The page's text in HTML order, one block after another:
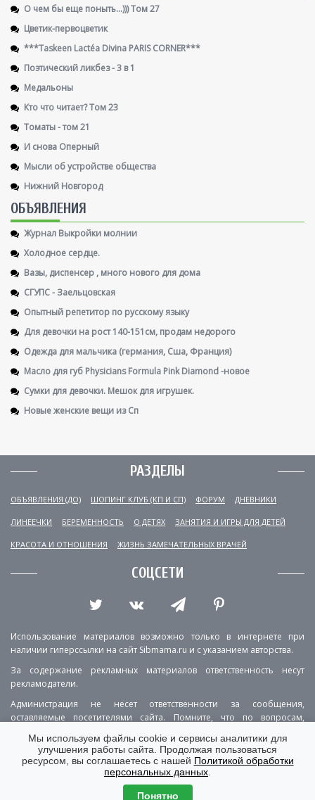
О чем бы еще поныть...))) Том 27
Цветик-первоцветик
***Taskeen Lactéa Divina PARIS CORNER***
Поэтический ликбез - 3 в 1
Медальоны
Кто что читает? Том 23
Томаты - том 21
И снова Оперный
Мысли об устройстве общества
Нижний Новгород
ОБЪЯВЛЕНИЯ
Журнал Выкройки молнии
Холодное сердце.
Вазы, диспенсер , много нового для дома
СГУПС - Заельцовская
Опытный репетитор по русскому языку
Для девочки на рост 140-151см, продам недорого
Одежда для мальчика (германия, Сша, Франция)
Масло для губ Physicians Formula Pink Diamond -новое
Сумки для девочки. Мешок для игрушек.
Новые женские вещи из Сп
РАЗДЕЛЫ
ОБЪЯВЛЕНИЯ (ДО) ШОПИНГ КЛУБ (КП И СП) ФОРУМ ДНЕВНИКИ
ЛИНЕЕЧКИ БЕРЕМЕННОСТЬ О ДЕТЯХ ЗАНЯТИЯ И ИГРЫ ДЛЯ ДЕТЕЙ
КРАСОТА И ОТНОШЕНИЯ ЖИЗНЬ ЗАМЕЧАТЕЛЬНЫХ ВРАЧЕЙ
СОЦСЕТИ
Использование материалов возможно только в интернете при
наличии гиперссылки на сайт Sibmama.ru и с указанием авторства.
За содержание рекламных материалов ответственность несут
рекламодатели.
Администрация не несет ответственности за сообщения,
оставляемые посетителями сайта. Помните, что по вопросам,
РЕКЛАМА О ПРОЕКТЕ
КОНТАКТЫ
ПОЛИТИКА КОНФИДЕНЦИАЛЬНОСТИ
ВЕРСИЯ ДЛЯ КОМПЬЮТЕРА
Мы используем файлы cookie и сервисы аналитики для
улучшения работы сайта. Продолжая пользоваться
ресурсом, вы соглашаетесь с нашей Политикой обработки
персональных данных
Понятно